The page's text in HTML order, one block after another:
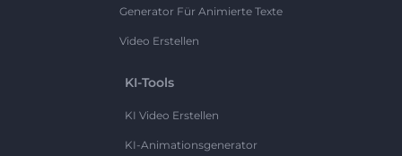
Generator Für Animierte Texte
Video Erstellen
KI-Tools
KI Video Erstellen
KI-Animationsgenerator